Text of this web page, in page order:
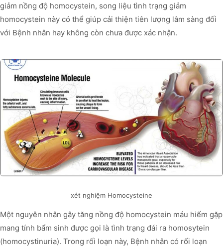
giảm nồng độ homocystein, song liệu tình trạng giảm
homocystein này có thể giúp cải thiện tiên lượng lâm sàng đối
với Bệnh nhân hay không còn chưa được xác nhận.
xét nghiệm Homocysteine
Một nguyên nhân gây tăng nồng độ homocystein máu hiếm gặp
mang tính bẩm sinh được gọi là tình trạng đái ra homosytein
(homocystinuria). Trong rối loạn này, Bệnh nhân có rối loạn